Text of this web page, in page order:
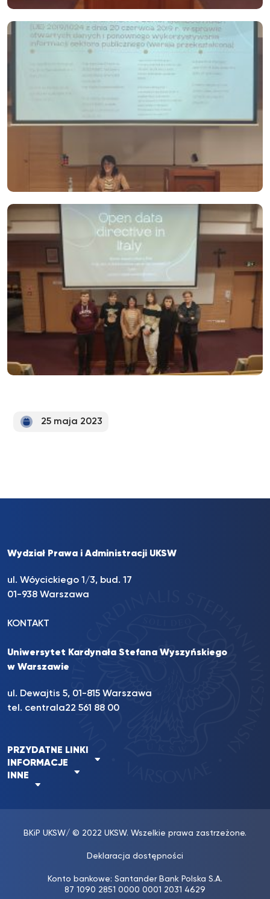
25 maja 2023
Wydział Prawa i Administracji UKSW
ul. Wóycickiego 1/3, bud. 17
01-938 Warszawa
KONTAKT
Uniwersytet Kardynała Stefana Wyszyńskiego
w Warszawie
ul. Dewajtis 5, 01-815 Warszawa
tel. centrala22 561 88 00
PRZYDATNE LINKI
INFORMACJE
INNE
BKiP UKSW/ © 2022 UKSW. Wszelkie prawa zastrzeżone.
Deklaracja dostępności
Konto bankowe: Santander Bank Polska S.A.
87 1090 2851 0000 0001 2031 4629